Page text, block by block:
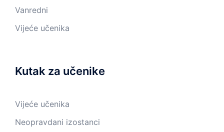
Vanredni
Vijeće učenika
Kutak za učenike
Vijeće učenika
Neopravdani izostanci